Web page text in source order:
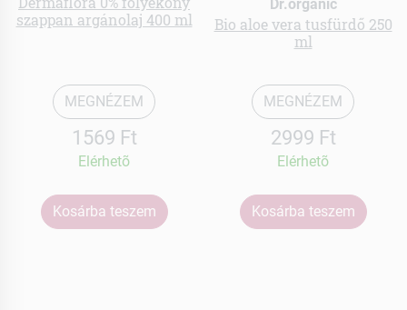
szappan argánolaj 400 ml
MEGNÉZEM
1569 Ft
Elérhetõ
Kosárba teszem
Dr.organic
Bio aloe vera tusfürdő 250
ml
MEGNÉZEM
2999 Ft
Elérhetõ
Kosárba teszem